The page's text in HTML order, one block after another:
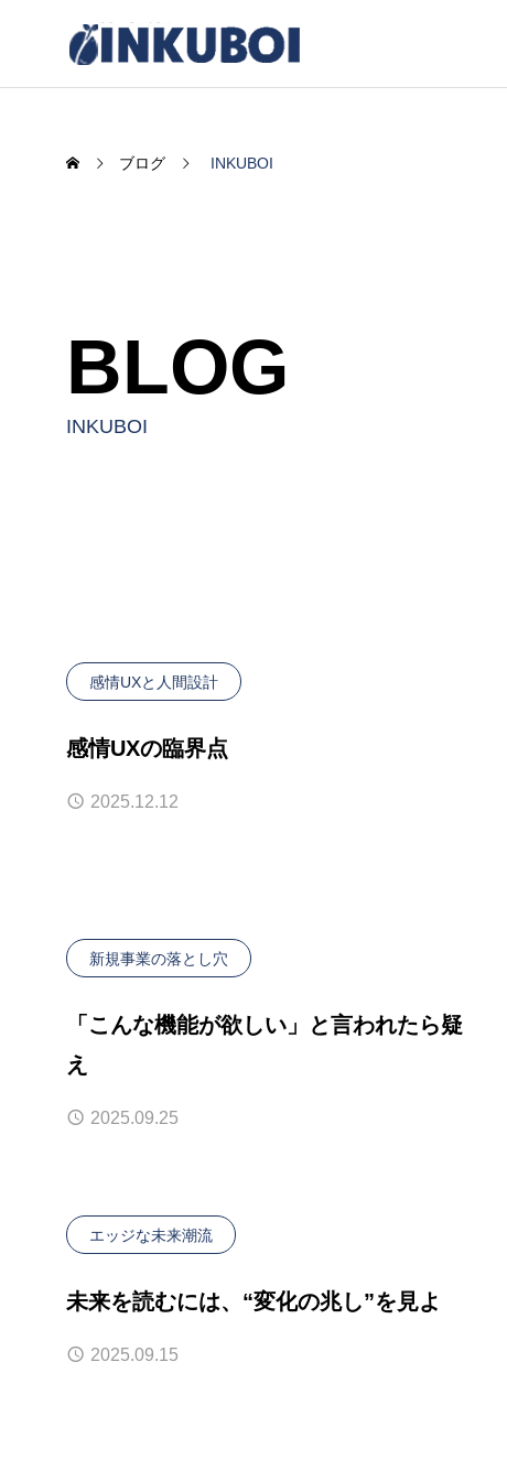
感情UXの臨界点
ブログ INKUBOI
BLOG
INKUBOI
感情UXと人間設計
感情UXの臨界点
2025.12.12
新規事業の落とし穴
「こんな機能が欲しい」と言われたら疑
え
2025.09.25
エッジな未来潮流
未来を読むには、“変化の兆し”を見よ
2025.09.15